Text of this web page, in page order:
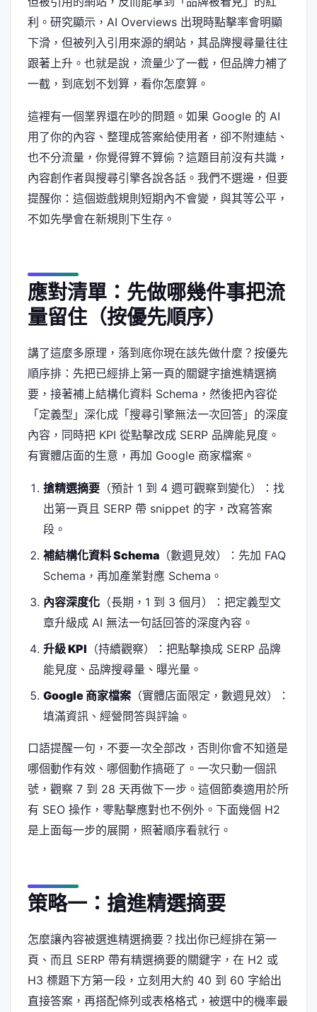
利。研究顯示，AI Overviews 出現時點擊率會明顯
下滑，但被列入引用來源的網站，其品牌搜尋量往往
跟著上升。也就是說，流量少了一截，但品牌力補了
一截，到底划不划算，看你怎麼算。
這裡有一個業界還在吵的問題。如果 Google 的 AI
用了你的內容、整理成答案給使用者，卻不附連結、
也不分流量，你覺得算不算偷？這題目前沒有共識，
內容創作者與搜尋引擎各說各話。我們不選邊，但要
提醒你：這個遊戲規則短期內不會變，與其等公平，
不如先學會在新規則下生存。
應對清單：先做哪幾件事把流
量留住（按優先順序）
講了這麼多原理，落到底你現在該先做什麼？按優先
順序排：先把已經排上第一頁的關鍵字搶進精選摘
要，接著補上結構化資料 Schema，然後把內容從
「定義型」深化成「搜尋引擎無法一次回答」的深度
內容，同時把 KPI 從點擊改成 SERP 品牌能見度。
有實體店面的生意，再加 Google 商家檔案。
搶精選摘要（預計 1 到 4 週可觀察到變化）：找
出第一頁且 SERP 帶 snippet 的字，改寫答案
段。
補結構化資料 Schema（數週見效）：先加 FAQ
Schema，再加產業對應 Schema。
內容深度化（長期，1 到 3 個月）：把定義型文
章升級成 AI 無法一句話回答的深度內容。
升級 KPI （持續觀察）：把點擊換成 SERP 品牌
能見度、品牌搜尋量、曝光量。
Google 商家檔案（實體店面限定，數週見效）：
填滿資訊、經營問答與評論。
口語提醒一句，不要一次全部改，否則你會不知道是
哪個動作有效、哪個動作搞砸了。一次只動一個訊
號，觀察 7 到 28 天再做下一步。這個節奏適用於所
有 SEO 操作，零點擊應對也不例外。下面幾個 H2
是上面每一步的展開，照著順序看就行。
策略一：搶進精選摘要
怎麼讓內容被選進精選摘要？找出你已經排在第一
頁、而且 SERP 帶有精選摘要的關鍵字，在 H2 或
H3 標題下方第一段，立刻用大約 40 到 60 字給出
直接答案，再搭配條列或表格格式，被選中的機率最